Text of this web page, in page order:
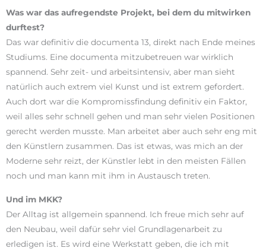
Was war das aufregendste Projekt, bei dem du mitwirken
durftest?
Das war definitiv die documenta 13, direkt nach Ende meines
Studiums. Eine documenta mitzubetreuen war wirklich
spannend. Sehr zeit- und arbeitsintensiv, aber man sieht
natürlich auch extrem viel Kunst und ist extrem gefordert.
Auch dort war die Kompromissfindung definitiv ein Faktor,
weil alles sehr schnell gehen und man sehr vielen Positionen
gerecht werden musste. Man arbeitet aber auch sehr eng mit
den Künstlern zusammen. Das ist etwas, was mich an der
Moderne sehr reizt, der Künstler lebt in den meisten Fällen
noch und man kann mit ihm in Austausch treten.
Und im MKK?
Der Alltag ist allgemein spannend. Ich freue mich sehr auf
den Neubau, weil dafür sehr viel Grundlagenarbeit zu
erledigen ist. Es wird eine Werkstatt geben, die ich mit